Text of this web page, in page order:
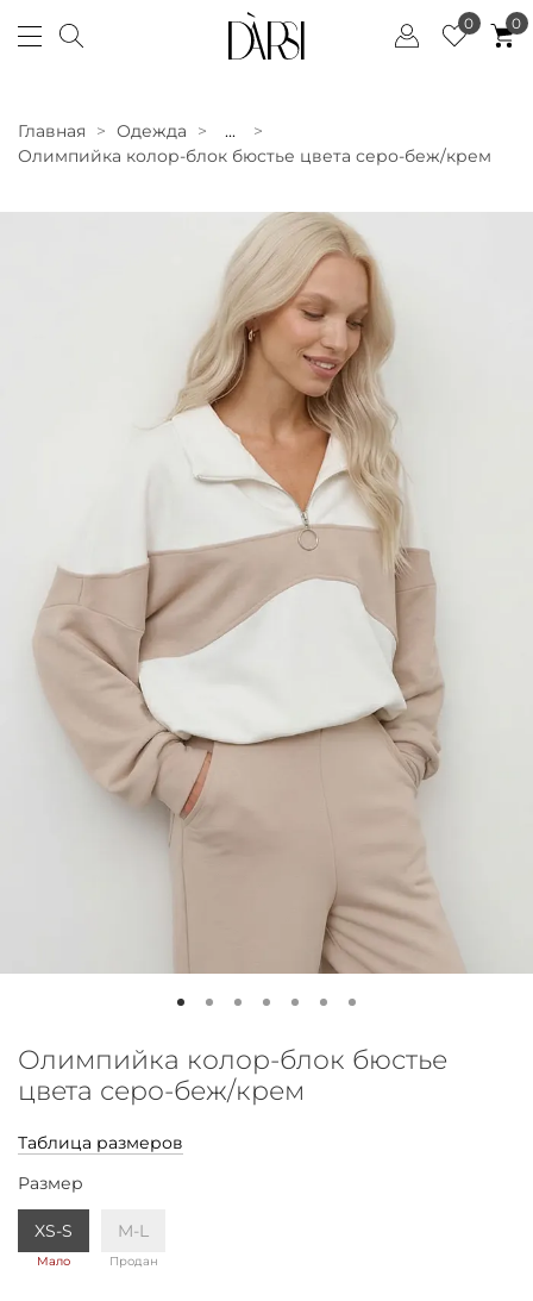
0 0
Главная Одежда
...
Олимпийка колор-блок бюстье цвета серо-беж/крем
Олимпийка колор-блок бюстье
цвета серо-беж/крем
Таблица размеров
Размер
XS-S
Мало
M-L
Продан